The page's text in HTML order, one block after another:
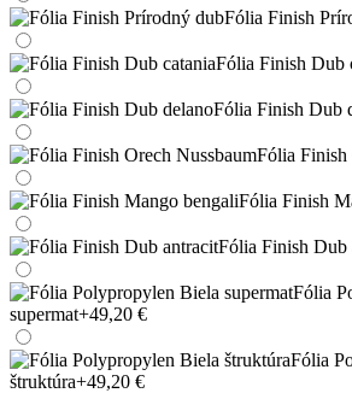
Fólia Finish
Fólia Finish Dub
Fólia Finish Dub
Fólia Finish
Fólia Finish
Fólia Finish Dub
Fólia
supermat+49,20 €
Fólia
štruktúra+49,20 €